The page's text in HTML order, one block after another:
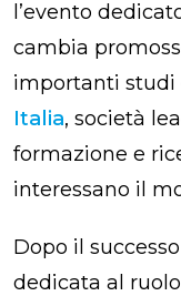
l’evento
cambia
importanti studi
Italia, società
formazione e
interessano il
Dopo il successo
dedicata al ruolo